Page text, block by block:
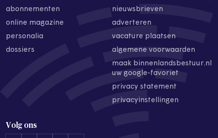
abonnementen
online magazine
personalia
dossiers
nieuwsbrieven
adverteren
vacature plaatsen
algemene voorwaarden
maak binnenlandsbestuur.nl
uw google-favoriet
privacy statement
privacyinstellingen
Volg ons